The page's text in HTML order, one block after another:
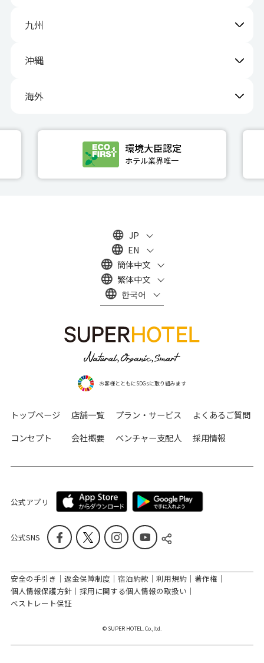
九州
沖縄
海外
JP
EN
簡体中文
繁体中文
한국어
お客様とともにSDGsに取り組みます
トップページ 店舗一覧 プラン・サービス
よくあるご質問
コンセプト
会社概要 ベンチャー支配人 採用情報
公式アプリ
公式SNS
安全の手引き 返金保障制度 宿泊約款 利用規約
著作権
個人情報保護方針
採用に関する個人情報の取扱い
ベストレート保証
© SUPER HOTEL. Co.,ltd.